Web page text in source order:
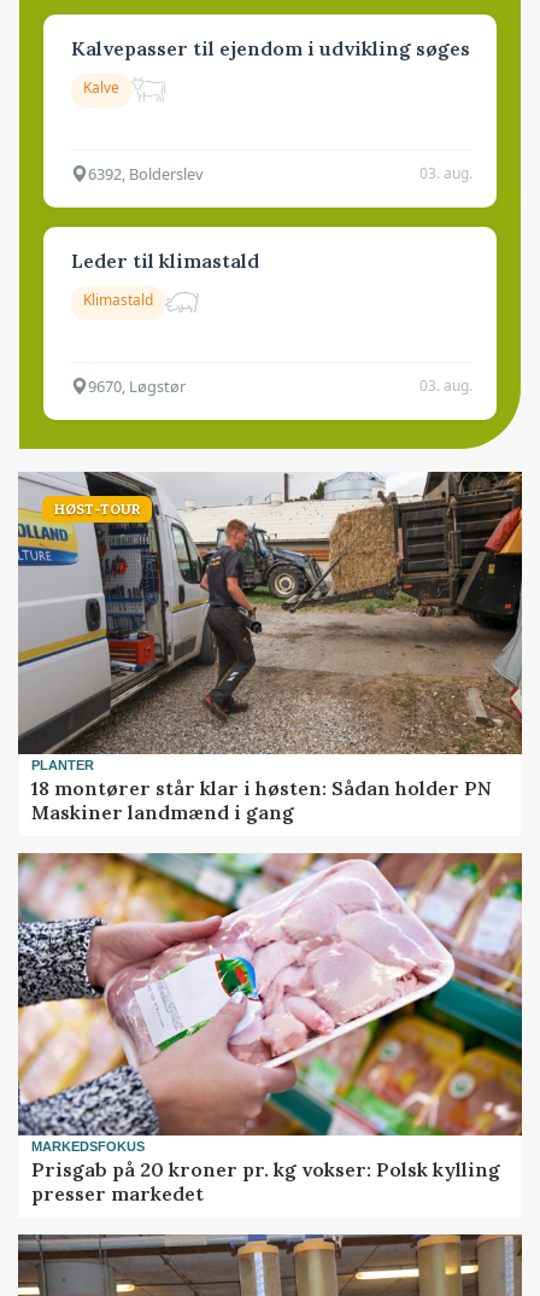
Kalvepasser til ejendom i udvikling søges
Kalve
6392, Bolderslev 03. aug.
Leder til klimastald
Klimastald
9670, Løgstør 03. aug.
HØST-TOUR
PLANTER
18 montører står klar i høsten: Sådan holder PN
Maskiner landmænd i gang
MARKEDSFOKUS
Prisgab på 20 kroner pr. kg vokser: Polsk kylling
presser markedet